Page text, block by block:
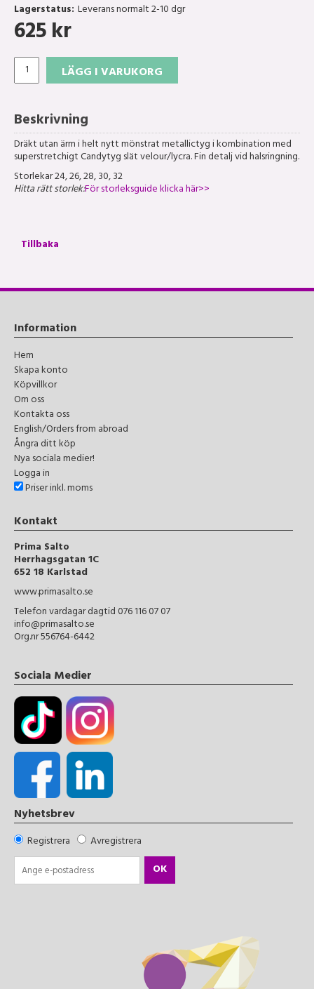
Lagerstatus: Leverans normalt 2-10 dgr
625kr
LÄGG I VARUKORG
Beskrivning
Dräkt utan ärm i helt nytt mönstrat metallictyg i kombination med
superstretchigt Candytyg slät velour/lycra. Fin detalj vid halsringning.
Storlekar 24, 26, 28, 30, 32
Hitta rätt storlek:För storleksguide klicka här>>
Tillbaka
Information
Hem
Skapa konto
Köpvillkor
Om oss
Kontakta oss
English/Orders from abroad
Ångra ditt köp
Nya sociala medier!
Logga in
Priser inkl. moms
Kontakt
Prima Salto
Herrhagsgatan 1C
652 18 Karlstad
www.primasalto.se
Telefon vardagar dagtid 076 116 07 07
info@primasalto.se
Org.nr 556764-6442
Sociala Medier
Nyhetsbrev
Registrera
Avregistrera
OK